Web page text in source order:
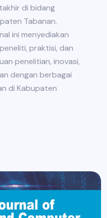
di bidang
Tabanan.
ini menyediakan
praktisi, dan
penelitian, inovasi,
dengan berbagai
di Kabupaten